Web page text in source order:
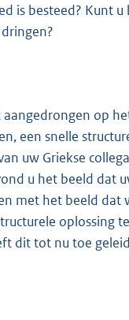
is besteed? Kunt
op
een snelle
uw Griekse
u het beeld dat
met het beeld
oplossing
dit tot nu toe